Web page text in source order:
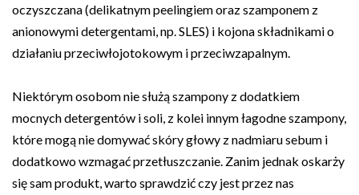
oczyszczana (delikatnym peelingiem oraz szamponem z
anionowymi detergentami, np. SLES) i kojona składnikami o
działaniu przeciwłojotokowym i przeciwzapalnym.
Niektórym osobom nie służą szampony z dodatkiem
mocnych detergentów i soli, z kolei innym łagodne szampony,
które mogą nie domywać skóry głowy z nadmiaru sebum i
dodatkowo wzmagać przetłuszczanie. Zanim jednak oskarży
się sam produkt, warto sprawdzić czy jest przez nas